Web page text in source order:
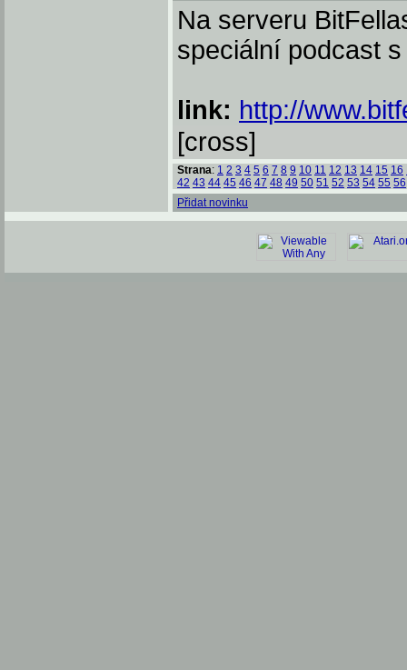
Na serveru
speciální podcast
link: http://
[cross]
Strana: 1 2 3 4 5 6 7 8 9 10 11 12 13 14 15 16
42 43 44 45 46 47 48 49 50 51 52 53 54 55 56
Přidat novinku